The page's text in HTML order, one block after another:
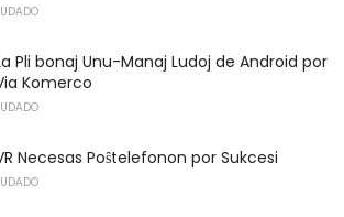
Pli bonaj Unu-Manaj Ludoj de Android por
Komerco
Necesas Poŝtelefonon por Sukcesi